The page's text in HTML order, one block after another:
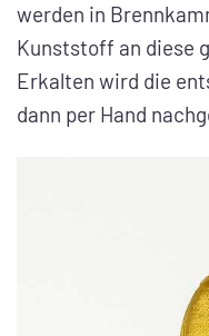
werden in
Kunststoff an diese
Erkalten wird die
dann per Hand